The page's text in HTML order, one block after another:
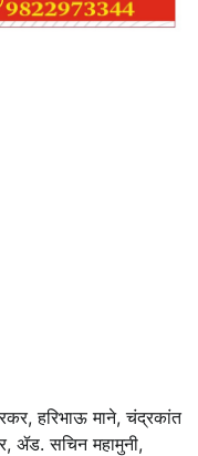
हरिभाऊ माने, चंद्रकांत
ॲड. सचिन महामुनी,